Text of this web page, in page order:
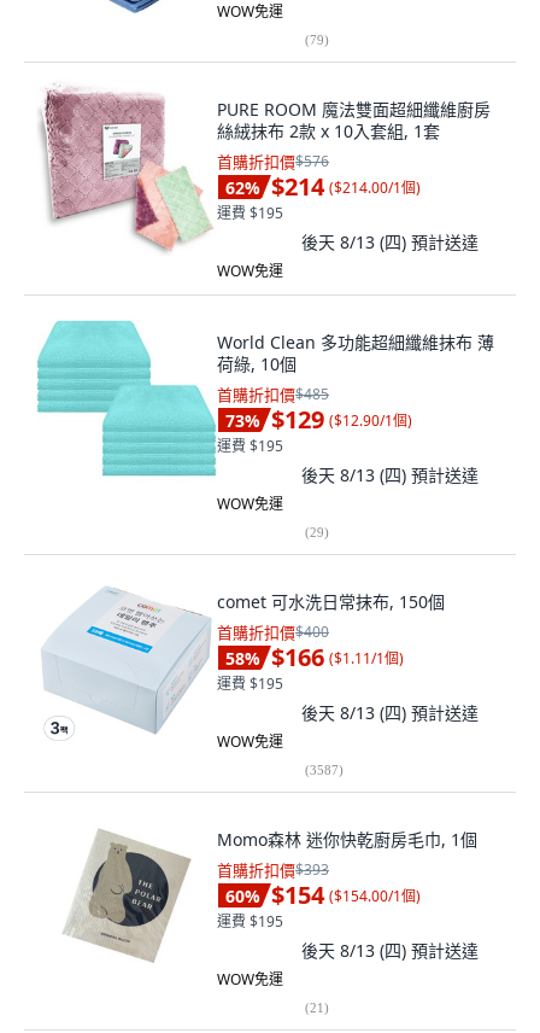
WOW免運
(79)
PURE ROOM 魔法雙面超細纖維廚房
絲絨抹布 2款 x 10入套組, 1套
首購折扣價$576
62% $214 ($214.00/1個)
運費 $195
後天 8/13 (四) 預計送達
WOW免運
World Clean 多功能超細纖維抹布 薄
荷綠, 10個
首購折扣價$485
73% $129 ($12.90/1個)
運費 $195
後天 8/13 (四) 預計送達
WOW免運
(29)
comet 可水洗日常抹布, 150個
首購折扣價$400
58% $166 ($1.11/1個)
運費 $195
後天 8/13 (四) 預計送達
WOW免運
(3587)
Momo森林 迷你快乾廚房毛巾, 1個
首購折扣價$393
60% $154 ($154.00/1個)
運費 $195
後天 8/13 (四) 預計送達
WOW免運
(21)